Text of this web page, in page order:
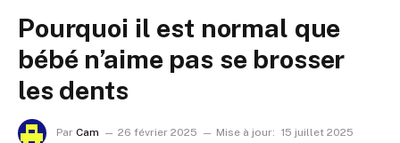
Pourquoi il est normal que
bébé n’aime pas se brosser
les dents
Par Cam 26 février 2025 Mise à jour: 15 juillet 2025